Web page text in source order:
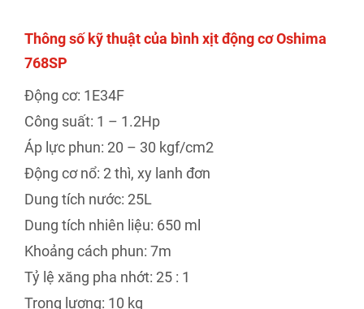
Thông số kỹ thuật của bình xịt động cơ Oshima
768SP
Động cơ: 1E34F
Công suất: 1 – 1.2Hp
Áp lực phun: 20 – 30 kgf/cm2
Động cơ nổ: 2 thì, xy lanh đơn
Dung tích nước: 25L
Dung tích nhiên liệu: 650 ml
Khoảng cách phun: 7m
Tỷ lệ xăng pha nhớt: 25 : 1
Trọng lượng: 10 kg